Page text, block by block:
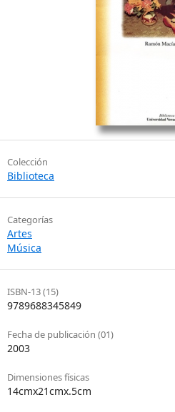
Colección
Biblioteca
Categorías
Artes
Música
ISBN-13 (15)
9789688345849
Fecha de publicación (01)
2003
Dimensiones físicas
14cmx21cmx.5cm